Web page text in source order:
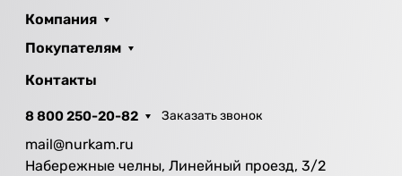
Компания
Покупателям
Контакты
8 800 250-20-82 Заказать звонок
mail@nurkam.ru
Набережные челны, Линейный проезд, 3/2